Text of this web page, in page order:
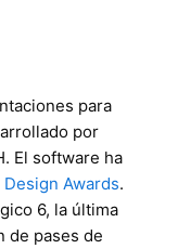
para
por
El software ha
Design Awards.
6, la última
de pases de